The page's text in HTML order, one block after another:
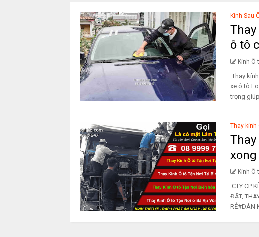
Kính Sau
ô tô
Kính Ô
Thay
xe ô tô
trọng
Thay kính
xong
Kính Ô
CTY CP
ĐẶT,
RẺ#DÁN